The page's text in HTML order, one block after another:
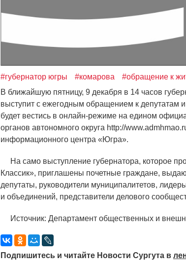
#губернатор югры #комарова #обращение к
В ближайшую пятницу, 9 декабря в 14 часов
выступит с ежегодным обращением к депутатам
будет вестись в онлайн-режиме на едином
органов автономного округа http://
информационного центра «Югра».
На само выступление губернатора, которое
Классик», приглашены почетные граждане,
депутаты, руководители муниципалитетов,
и объединений, представители делового
Источник: Департамент общественных и
Подпишитесь и читайте Новости Сургута в